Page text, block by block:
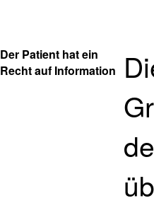
Der Patient hat ein
Recht auf Information